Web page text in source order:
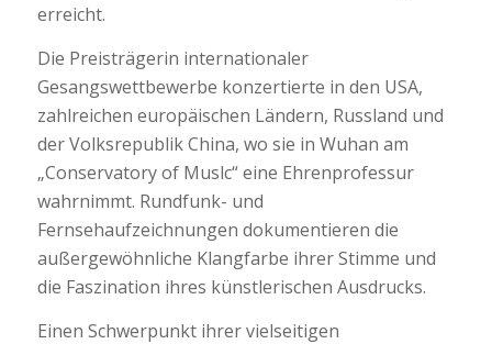
erreicht.
Die Preisträgerin internationaler
Gesangswettbewerbe konzertierte in den USA,
zahlreichen europäischen Ländern, Russland und
der Volksrepublik China, wo sie in Wuhan am
„Conservatory of Muslc“ eine Ehrenprofessur
wahrnimmt. Rundfunk- und
Fernsehaufzeichnungen dokumentieren die
außergewöhnliche Klangfarbe ihrer Stimme und
die Faszination ihres künstlerischen Ausdrucks.
Einen Schwerpunkt ihrer vielseitigen